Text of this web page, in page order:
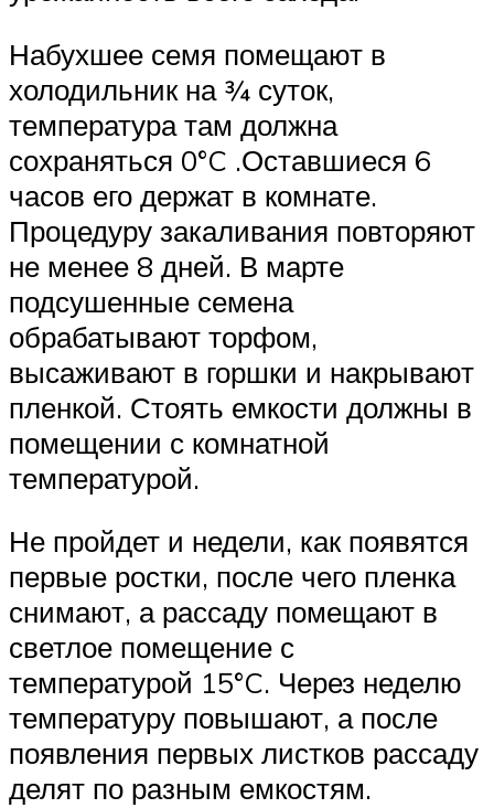
Набухшее семя помещают в
холодильник на ¾ суток,
температура там должна
сохраняться 0°C .Оставшиеся 6
часов его держат в комнате.
Процедуру закаливания повторяют
не менее 8 дней. В марте
подсушенные семена
обрабатывают торфом,
высаживают в горшки и накрывают
пленкой. Стоять емкости должны в
помещении с комнатной
температурой.
Не пройдет и недели, как появятся
первые ростки, после чего пленка
снимают, а рассаду помещают в
светлое помещение с
температурой 15°C. Через неделю
температуру повышают, а после
появления первых листков рассаду
делят по разным емкостям.